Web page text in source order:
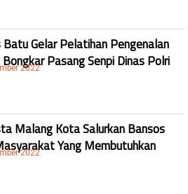
Gelar Pelatihan Pengenalan
Bongkar Pasang Senpi Dinas Polri
2022
Malang Kota Salurkan Bansos
Yang Membutuhkan
2022